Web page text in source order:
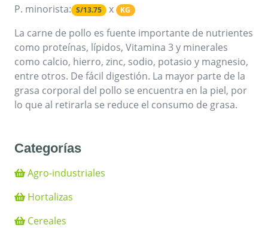
P. minorista: S/13.75 x KG
La carne de pollo es fuente importante de nutrientes
como proteínas, lípidos, Vitamina 3 y minerales
como calcio, hierro, zinc, sodio, potasio y magnesio,
entre otros. De fácil digestión. La mayor parte de la
grasa corporal del pollo se encuentra en la piel, por
lo que al retirarla se reduce el consumo de grasa.
Categorías
Agro-industriales
Hortalizas
Cereales